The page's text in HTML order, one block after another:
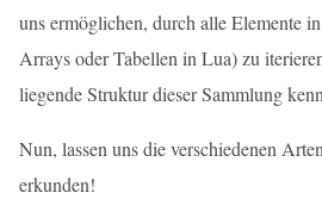
uns ermöglichen, durch alle Elemente
Arrays oder Tabellen in Lua) zu
liegende Struktur dieser Sammlung
Nun, lassen uns die verschiedenen
erkunden!